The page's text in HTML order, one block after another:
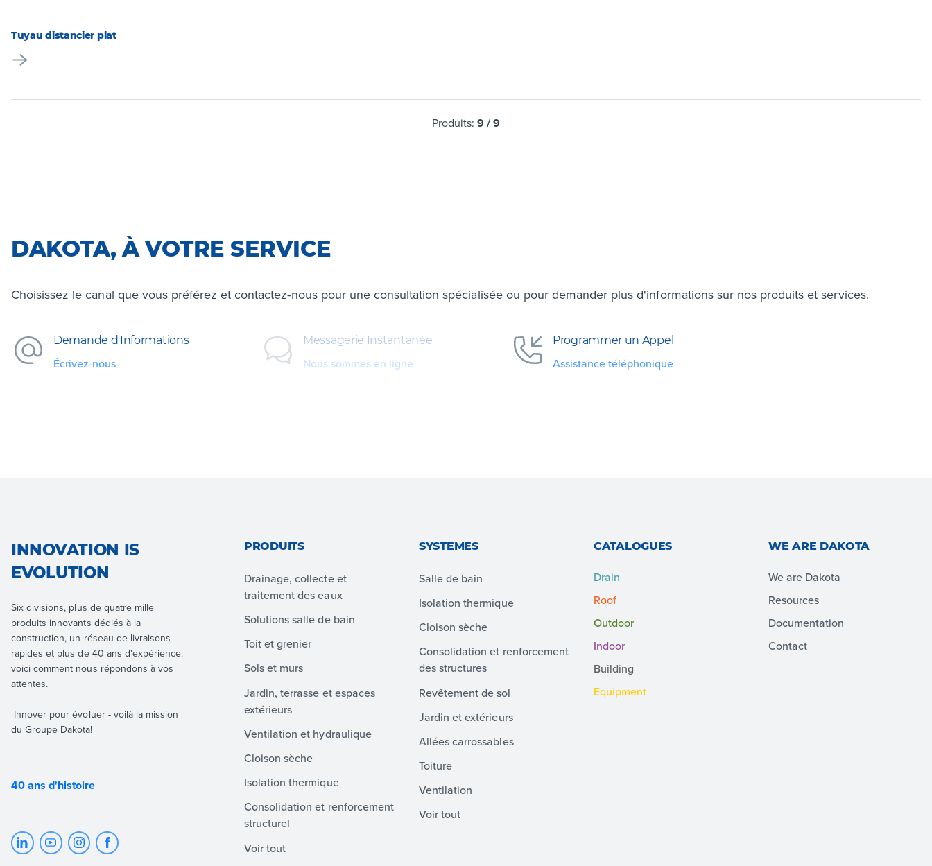
Tuyau distancier plat
Produits:9/9
DAKOTA, À VOTRE SERVICE
Choisissez le canal que vous préférez et contactez-nous pour une consultation spécialisée ou pour demander plus d'informations sur nos produits et services.
Demande d'Informations
Écrivez-nous
Messagerie Instantanée
Nous sommes en ligne
Programmer un Appel
Assistance téléphonique
INNOVATION IS
EVOLUTION
Six divisions, plus de quatre mille
produits innovants dédiés à la
construction, un réseau de livraisons
rapides et plus de 40 ans d'expérience:
voici comment nous répondons à vos
attentes.
Innover pour évoluer - voilà la mission
du Groupe Dakota!
40 ans d'histoire
PRODUITS
Drainage, collecte et
traitement des eaux
Solutions salle de bain
Toit et grenier
Sols et murs
Jardin, terrasse et espaces
extérieurs
Ventilation et hydraulique
Cloison sèche
Isolation thermique
Consolidation et renforcement
structurel
Voir tout
SYSTEMES
Salle de bain
Isolation thermique
Cloison sèche
Consolidation et renforcement
des structures
Revêtement de sol
Jardin et extérieurs
Allées carrossables
Toiture
Ventilation
Voir tout
CATALOGUES
Drain
Roof
Outdoor
Indoor
Building
Equipment
WE ARE DAKOTA
We are Dakota
Resources
Documentation
Contact